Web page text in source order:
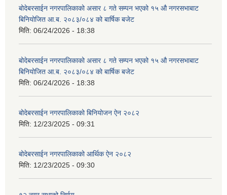
बोदेबरसाईन नगरपालिकाको असार ८ गते सम्पन भएको १५ ‍‍‍औ नगरसभाबाट
बिनियोजित आ.ब. २०८३/०८४ को बार्षिक बजेट
मिति: 06/24/2026 - 18:38
बोदेबरसाईन नगरपालिकाको असार ८ गते सम्पन भएको १५ ‍‍‍औ नगरसभाबाट
बिनियोजित आ.ब. २०८३/०८४ को बार्षिक बजेट
मिति: 06/24/2026 - 18:38
बोदेबरसाईन नगरपालिकाको बिनियोजन ऐन २०८२
मिति: 12/23/2025 - 09:31
बोदेबरसाईन नगरपालिकाको आर्थिक ऐन २०८२
मिति: 12/23/2025 - 09:30